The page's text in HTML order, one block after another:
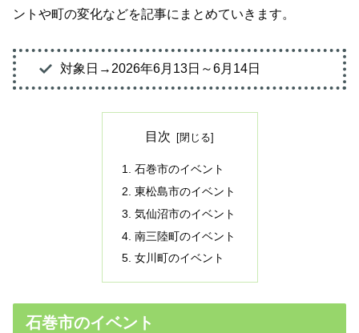
ントや町の変化などを記事にまとめていきます。
対象日→2026年6月13日～6月14日
目次
石巻市のイベント
東松島市のイベント
気仙沼市のイベント
南三陸町のイベント
女川町のイベント
石巻市のイベント